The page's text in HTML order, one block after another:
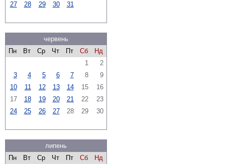
27
28 29 30 31
червень
Пн
Вт Ср Чт Пт Сб
Нд
1
2
3
4 5 6 7 8
9
10
11 12 13 14 15
16
17
18 19 20 21 22
23
24
25 26 27 28 29 30
липень
Пн
Вт Ср Чт Пт Сб
Нд